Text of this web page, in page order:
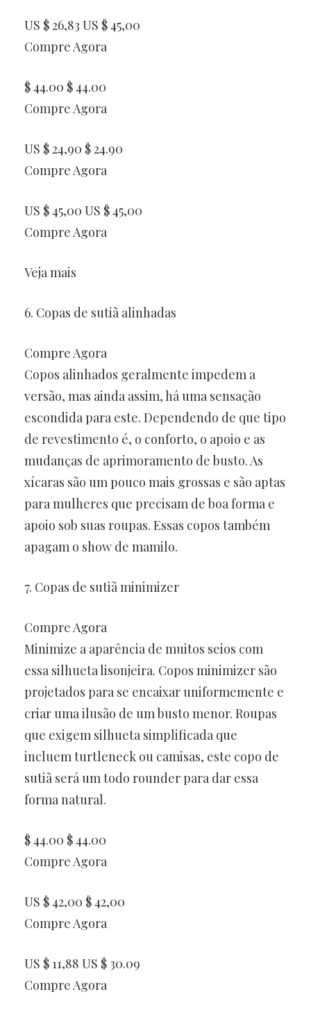
US $ 26,83 US $ 45,00
Compre Agora
$ 44.00 $ 44.00
Compre Agora
US $ 24,90 $ 24.90
Compre Agora
US $ 45,00 US $ 45,00
Compre Agora
Veja mais
6. Copas de sutiã alinhadas
Compre Agora
Copos alinhados geralmente impedem a
versão, mas ainda assim, há uma sensação
escondida para este. Dependendo de que tipo
de revestimento é, o conforto, o apoio e as
mudanças de aprimoramento de busto. As
xícaras são um pouco mais grossas e são aptas
para mulheres que precisam de boa forma e
apoio sob suas roupas. Essas copos também
apagam o show de mamilo.
7. Copas de sutiã minimizer
Compre Agora
Minimize a aparência de muitos seios com
essa silhueta lisonjeira. Copos minimizer são
projetados para se encaixar uniformemente e
criar uma ilusão de um busto menor. Roupas
que exigem silhueta simplificada que
incluem turtleneck ou camisas, este copo de
sutiã será um todo rounder para dar essa
forma natural.
$ 44.00 $ 44.00
Compre Agora
US $ 42,00 $ 42,00
Compre Agora
US $ 11,88 US $ 30.09
Compre Agora